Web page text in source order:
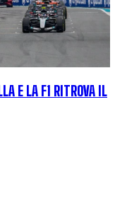
E LA F1 RITROVA IL